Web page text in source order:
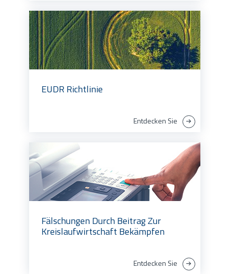
EUDR Richtlinie
Entdecken Sie
Fälschungen Durch Beitrag Zur
Kreislaufwirtschaft Bekämpfen
Entdecken Sie